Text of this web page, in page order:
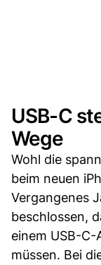
USB-C
Wege
Wohl die
beim neuen
Vergangenes
beschlossen,
einem USB-
müssen. Bei